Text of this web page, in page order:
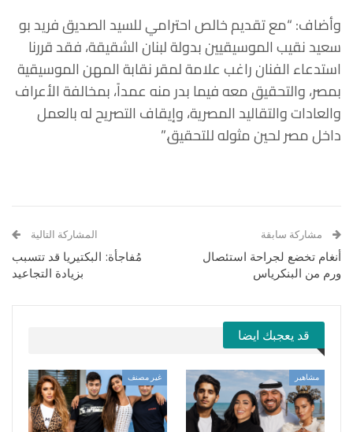
وأضاف: “مع تقديم خالص احترامي للسيد الصديق فريد بو
سعيد نقيب الموسيقيين بدولة لبنان الشقيقة، فقد قررنا
استدعاء الفنان راغب علامة لمقر نقابة المهن الموسيقية
بمصر، والتحقيق معه فيما بدر منه عمداً، بمخالفة الأعراف
والعادات والتقاليد المصرية، وإيقاف التصريح له بالعمل
داخل مصر لحين مثوله للتحقيق.”
مشاركة سابقة
أنغام تخضع لجراحة استئصال
ورم من البنكرياس
المشاركة التالية
مُفاجأة: البكتيريا قد تتسبب
بزيادة التجاعيد
قد يعجبك ايضا
مشاهير غير مصنف